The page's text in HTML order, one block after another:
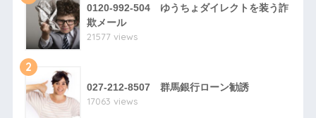
0120-992-504 ゆうちょダイレクトを装う詐
欺メール
21577 views
2
027-212-8507 群馬銀行ローン勧誘
17063 views